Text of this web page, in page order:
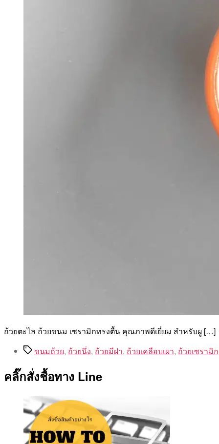
ถ้วยตะไล ถ้วยขนม เซรามิกทรงตื้น คุณภาพดีเยี่ยม สำหรับผู […]
Tagsขนมถ้วย, ถ้วยนึ่ง, ถ้วยมีฝา, ถ้วยเคลือบเผา, ถ้วยเซรามิก
คลิ๊กสั่งชื้อทาง Line